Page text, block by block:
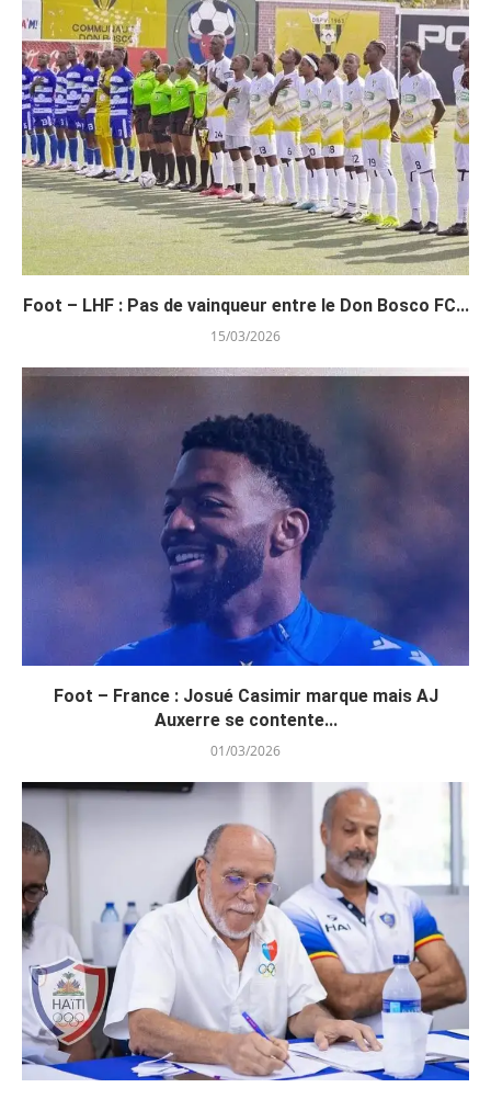
Foot – LHF : Pas de vainqueur entre le Don Bosco FC...
15/03/2026
Foot – France : Josué Casimir marque mais AJ
Auxerre se contente...
01/03/2026